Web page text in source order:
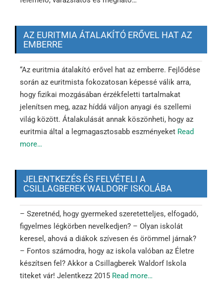
AZ EURITMIA ÁTALAKÍTÓ ERŐVEL HAT AZ
EMBERRE
“Az euritmia átalakító erővel hat az emberre. Fejlődése
során az euritmista fokozatosan képessé válik arra,
hogy fizikai mozgásában érzékfeletti tartalmakat
jelenítsen meg, azaz híddá váljon anyagi és szellemi
világ között. Átalakulását annak köszönheti, hogy az
euritmia által a legmagasztosabb eszményeket Read
more…
JELENTKEZÉS ÉS FELVÉTELI A
CSILLAGBEREK WALDORF ISKOLÁBA
– Szeretnéd, hogy gyermeked szeretetteljes, elfogadó,
figyelmes légkörben nevelkedjen? – Olyan iskolát
keresel, ahová a diákok szívesen és örömmel járnak?
– Fontos számodra, hogy az iskola valóban az Életre
készítsen fel? Akkor a Csillagberek Waldorf Iskola
titeket vár! Jelentkezz 2015 Read more…